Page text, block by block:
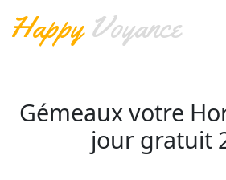
HappyVoyance
Gémeaux votre
jour gratuit